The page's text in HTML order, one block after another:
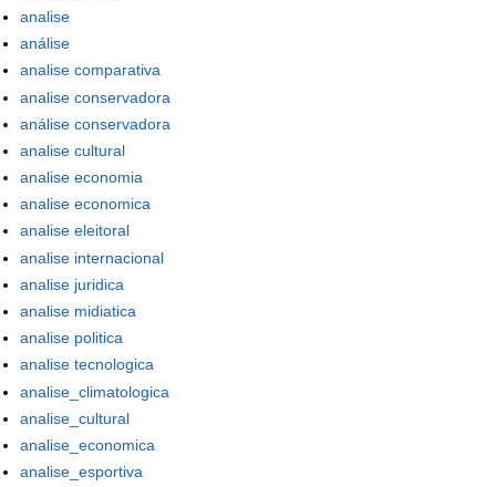
analise
análise
analise comparativa
analise conservadora
análise conservadora
analise cultural
analise economia
analise economica
analise eleitoral
analise internacional
analise juridica
analise midiatica
analise politica
analise tecnologica
analise_climatologica
analise_cultural
analise_economica
analise_esportiva